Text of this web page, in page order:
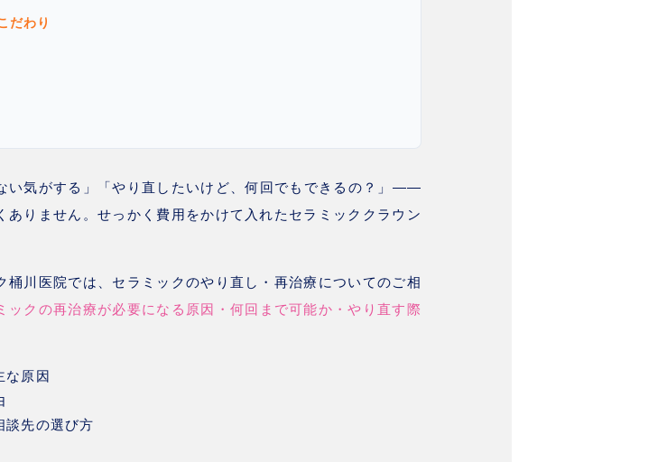
だわり
い気がする」「やり直したいけど、何回でもできるの？」——
りません。せっかく費用をかけて入れたセラミッククラウン
川医院では、セラミックのやり直し・再治療についてのご相
ックの再治療が必要になる原因・何回まで可能か・やり直す際
な原因
談先の選び方